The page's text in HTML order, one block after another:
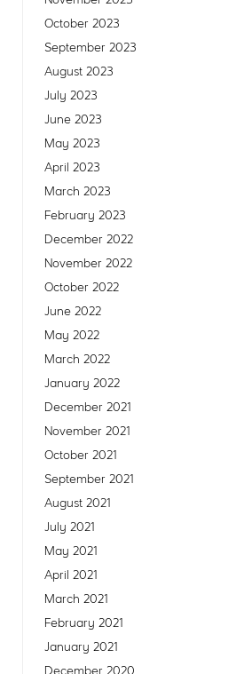
October 2023
September 2023
August 2023
July 2023
June 2023
May 2023
April 2023
March 2023
February 2023
December 2022
November 2022
October 2022
June 2022
May 2022
March 2022
January 2022
December 2021
November 2021
October 2021
September 2021
August 2021
July 2021
May 2021
April 2021
March 2021
February 2021
January 2021
December 2020